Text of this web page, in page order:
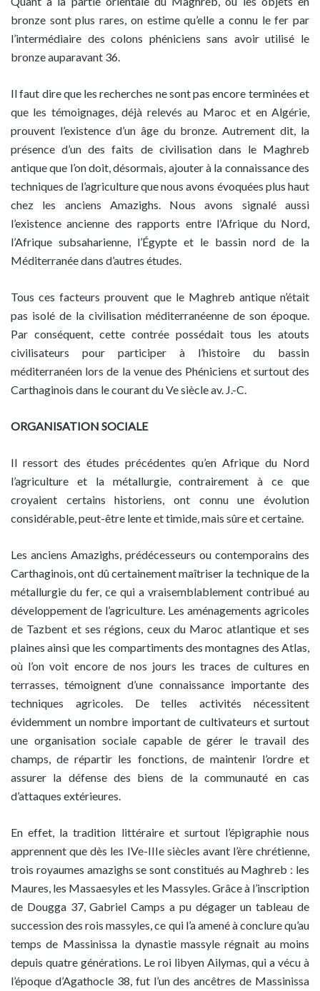
bronze sont plus rares, on estime qu’elle a connu le fer par
l’intermédiaire des colons phéniciens sans avoir utilisé le
bronze auparavant 36.
Il faut dire que les recherches ne sont pas encore terminées et
que les témoignages, déjà relevés au Maroc et en Algérie,
prouvent l’existence d’un âge du bronze. Autrement dit, la
présence d’un des faits de civilisation dans le Maghreb
antique que l’on doit, désormais, ajouter à la connaissance des
techniques de l’agriculture que nous avons évoquées plus haut
chez les anciens Amazighs. Nous avons signalé aussi
l’existence ancienne des rapports entre l’Afrique du Nord,
l’Afrique subsaharienne, l’Égypte et le bassin nord de la
Méditerranée dans d’autres études.
Tous ces facteurs prouvent que le Maghreb antique n’était
pas isolé de la civilisation méditerranéenne de son époque.
Par conséquent, cette contrée possédait tous les atouts
civilisateurs pour participer à l’histoire du bassin
méditerranéen lors de la venue des Phéniciens et surtout des
Carthaginois dans le courant du Ve siècle av. J.-C.
ORGANISATION SOCIALE
Il ressort des études précédentes qu’en Afrique du Nord
l’agriculture et la métallurgie, contrairement à ce que
croyaient certains historiens, ont connu une évolution
considérable, peut-être lente et timide, mais sûre et certaine.
Les anciens Amazighs, prédécesseurs ou contemporains des
Carthaginois, ont dû certainement maîtriser la technique de la
métallurgie du fer, ce qui a vraisemblablement contribué au
développement de l’agriculture. Les aménagements agricoles
de Tazbent et ses régions, ceux du Maroc atlantique et ses
plaines ainsi que les compartiments des montagnes des Atlas,
où l’on voit encore de nos jours les traces de cultures en
terrasses, témoignent d’une connaissance importante des
techniques agricoles. De telles activités nécessitent
évidemment un nombre important de cultivateurs et surtout
une organisation sociale capable de gérer le travail des
champs, de répartir les fonctions, de maintenir l’ordre et
assurer la défense des biens de la communauté en cas
d’attaques extérieures.
En effet, la tradition littéraire et surtout l’épigraphie nous
apprennent que dès les IVe-IIIe siècles avant l’ère chrétienne,
trois royaumes amazighs se sont constitués au Maghreb : les
Maures, les Massaesyles et les Massyles. Grâce à l’inscription
de Dougga 37, Gabriel Camps a pu dégager un tableau de
succession des rois massyles, ce qui l’a amené à conclure qu’au
temps de Massinissa la dynastie massyle régnait au moins
depuis quatre générations. Le roi libyen Ailymas, qui a vécu à
l’époque d’Agathocle 38, fut l’un des ancêtres de Massinissa